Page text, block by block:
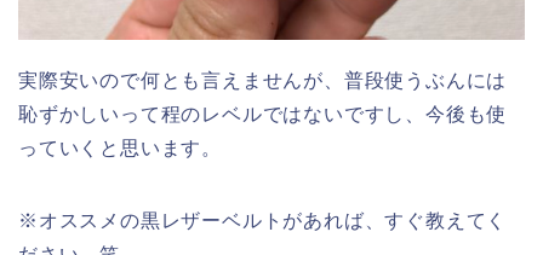
実際安いので何とも言えませんが、普段使うぶんには
恥ずかしいって程のレベルではないですし、今後も使
っていくと思います。
※オススメの黒レザーベルトがあれば、すぐ教えてく